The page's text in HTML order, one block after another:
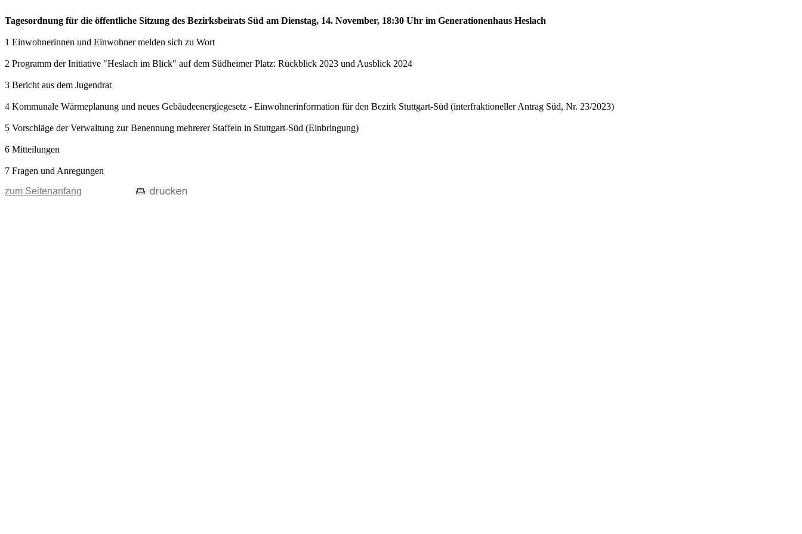
Tagesordnung für die öffentliche Sitzung des Bezirksbeirats Süd am Dienstag, 14. November, 18:30 Uhr im Generationenhaus Heslach
1 Einwohnerinnen und Einwohner melden sich zu Wort
2 Programm der Initiative "Heslach im Blick" auf dem Südheimer Platz: Rückblick 2023 und Ausblick 2024
3 Bericht aus dem Jugendrat
4 Kommunale Wärmeplanung und neues Gebäudeenergiegesetz - Einwohnerinformation für den Bezirk Stuttgart-Süd (interfraktioneller Antrag Süd, Nr. 23/2023)
5 Vorschläge der Verwaltung zur Benennung mehrerer Staffeln in Stuttgart-Süd (Einbringung)
6 Mitteilungen
7 Fragen und Anregungen
zum Seitenanfang